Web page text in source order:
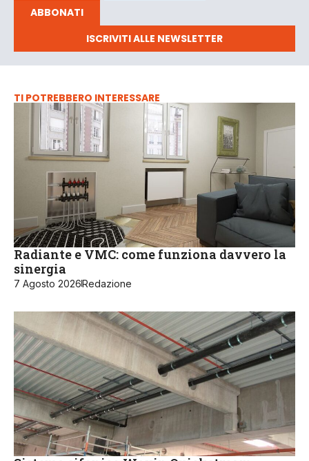
ABBONATI
ISCRIVITI ALLE NEWSLETTER
TI POTREBBERO INTERESSARE
Radiante e VMC: come funziona davvero la
sinergia
7 Agosto 2026Redazione